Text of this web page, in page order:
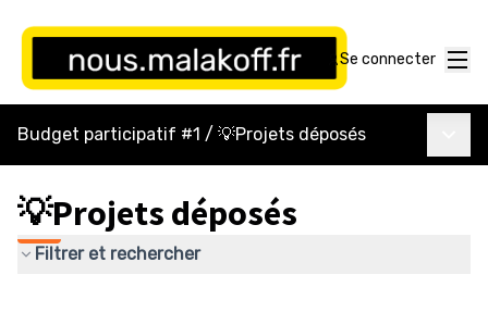
Se connecter
Budget participatif #1 / 💡Projets déposés
💡Projets déposés
Filtrer et rechercher